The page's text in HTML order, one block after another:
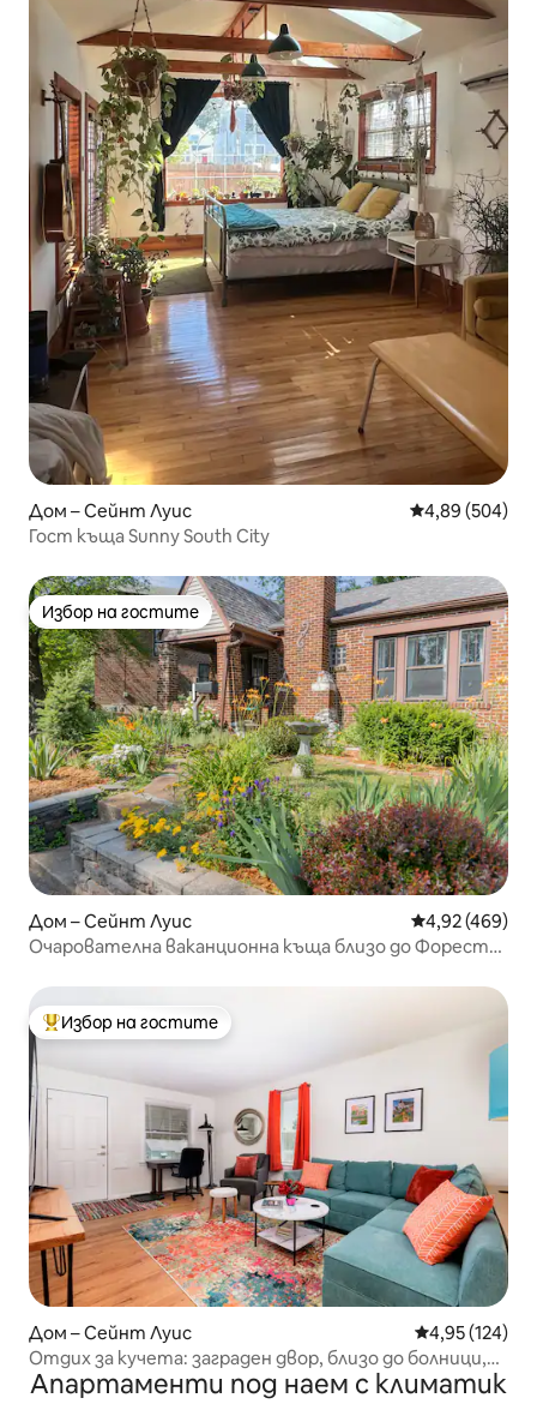
Дом – Сейнт Луис Средна
4,89 (504)
Гост къща Sunny South City
Избор на гостите
Избор на гостите
Дом – Сейнт Луис Средна
4,92 (469)
Очарователна ваканционна къща близо до Форест
Най-популярен избор на гостите
Избор на гостите
Дом – Сейнт Луис Средна
4,95 (124)
Отдих за кучета: заграден двор, близо до болници,
пералня
Апартаменти под наем с климатик